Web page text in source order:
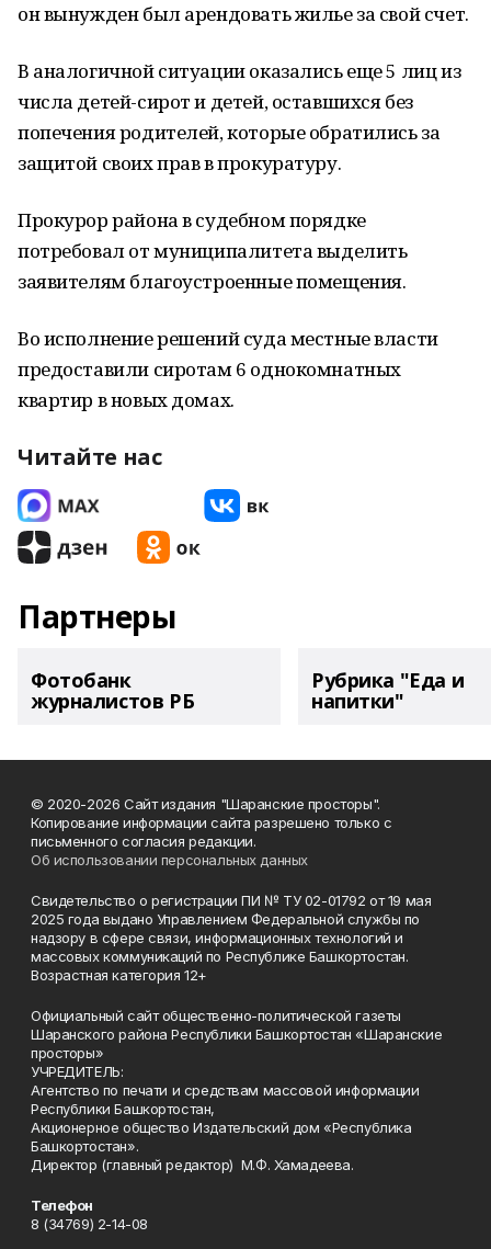
он вынужден был арендовать жилье за свой счет.
В аналогичной ситуации оказались еще 5 лиц из
числа детей-сирот и детей, оставшихся без
попечения родителей, которые обратились за
защитой своих прав в прокуратуру.
Прокурор района в судебном порядке
потребовал от муниципалитета выделить
заявителям благоустроенные помещения.
Во исполнение решений суда местные власти
предоставили сиротам 6 однокомнатных
квартир в новых домах.
Читайте нас
Партнеры
Фотобанк
журналистов РБ
Рубрика "Еда и
напитки"
© 2020-2026 Сайт издания "Шаранские просторы".
Копирование информации сайта разрешено только с
письменного согласия редакции.
Об использовании персональных данных
Свидетельство о регистрации ПИ № ТУ 02-01792 от 19 мая
2025 года выдано Управлением Федеральной службы по
надзору в сфере связи, информационных технологий и
массовых коммуникаций по Республике Башкортостан.
Возрастная категория 12+
Официальный сайт общественно-политической газеты
Шаранского района Республики Башкортостан «Шаранские
просторы»
УЧРЕДИТЕЛЬ:
Агентство по печати и средствам массовой информации
Республики Башкортостан,
Акционерное общество Издательский дом «Республика
Башкортостан».
Директор (главный редактор) М.Ф. Хамадеева.
Телефон
8 (34769) 2-14-08